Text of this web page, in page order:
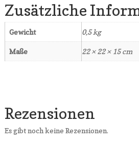
Zusätzliche
Gewicht 0,5 kg
Maße 22 × 22 × 15 cm
Rezensionen
Es gibt noch keine Rezensionen.